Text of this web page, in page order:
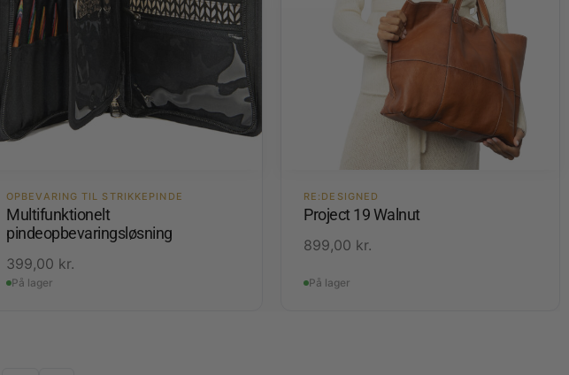
OPBEVARING TIL STRIKKEPINDE
Multifunktionelt
pindeopbevaringsløsning
399,00 kr.
På lager
RE:DESIGNED
Project 19 Walnut
899,00 kr.
På lager